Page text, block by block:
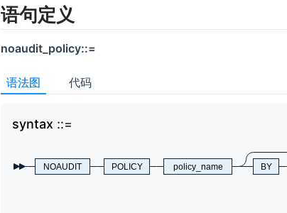
语句定义
noaudit_policy::=
语法图 代码
syntax
NOAUDIT POLICY policy_name BY